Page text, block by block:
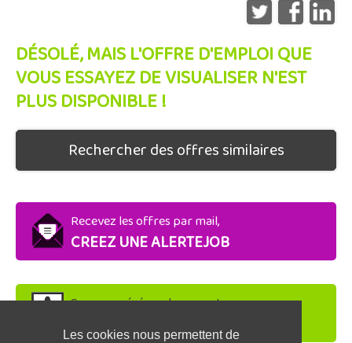
Les cookies nous permettent de
DÉSOLÉ, MAIS L'OFFRE D'EMPLOI QUE
VOUS ESSAYEZ DE VISUALISER N'EST
PLUS DISPONIBLE !
Rechercher des offres similaires
Recevez les offres par mail,
CREEZ UNE ALERTEJOB
Soyez repéré par les recruteurs,
DEPOSEZ VOTRE CV